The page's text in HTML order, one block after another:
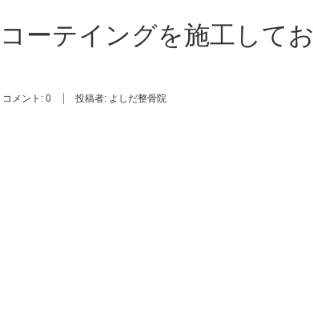
ーテイングを施工してお
コメント: 0 投稿者: よしだ整骨院